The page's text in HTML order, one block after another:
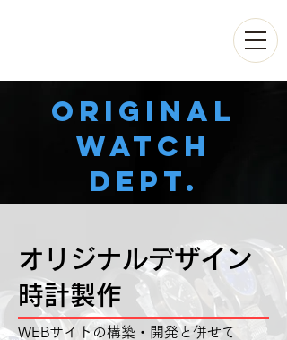
Original
watch
dept.
オリジナルデザイン
時計製作
WEBサイトの構築・開発と併せて